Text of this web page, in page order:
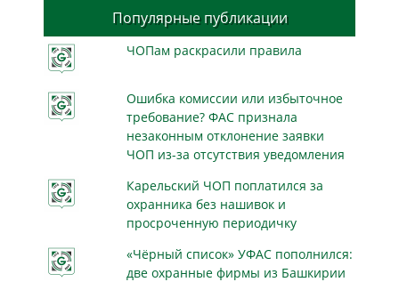
Популярные публикации
ЧОПам раскрасили правила
Ошибка комиссии или избыточное
требование? ФАС признала
незаконным отклонение заявки
ЧОП из-за отсутствия уведомления
Карельский ЧОП поплатился за
охранника без нашивок и
просроченную периодичку
«Чёрный список» УФАС пополнился:
две охранные фирмы из Башкирии